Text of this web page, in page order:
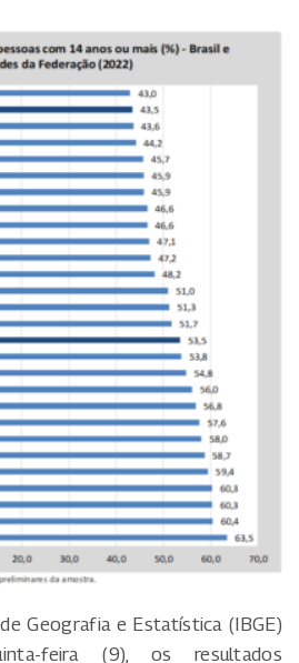
Geografia e Estatística (IBGE)
feira (9), os resultados